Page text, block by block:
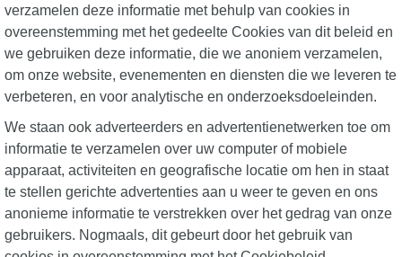
verzamelen deze informatie met behulp van cookies in
overeenstemming met het gedeelte Cookies van dit beleid en
we gebruiken deze informatie, die we anoniem verzamelen,
om onze website, evenementen en diensten die we leveren te
verbeteren, en voor analytische en onderzoeksdoeleinden.
We staan ​​ook adverteerders en advertentienetwerken toe om
informatie te verzamelen over uw computer of mobiele
apparaat, activiteiten en geografische locatie om hen in staat
te stellen gerichte advertenties aan u weer te geven en ons
anonieme informatie te verstrekken over het gedrag van onze
gebruikers. Nogmaals, dit gebeurt door het gebruik van